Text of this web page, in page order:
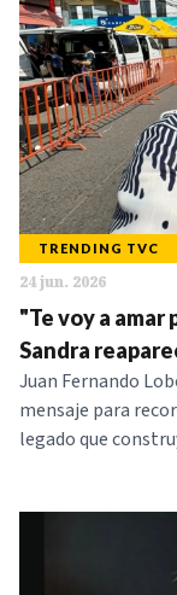
TRENDING TVC
24 jun. 2026
"Te voy a amar
Sandra
Juan Fernando
mensaje para
legado que